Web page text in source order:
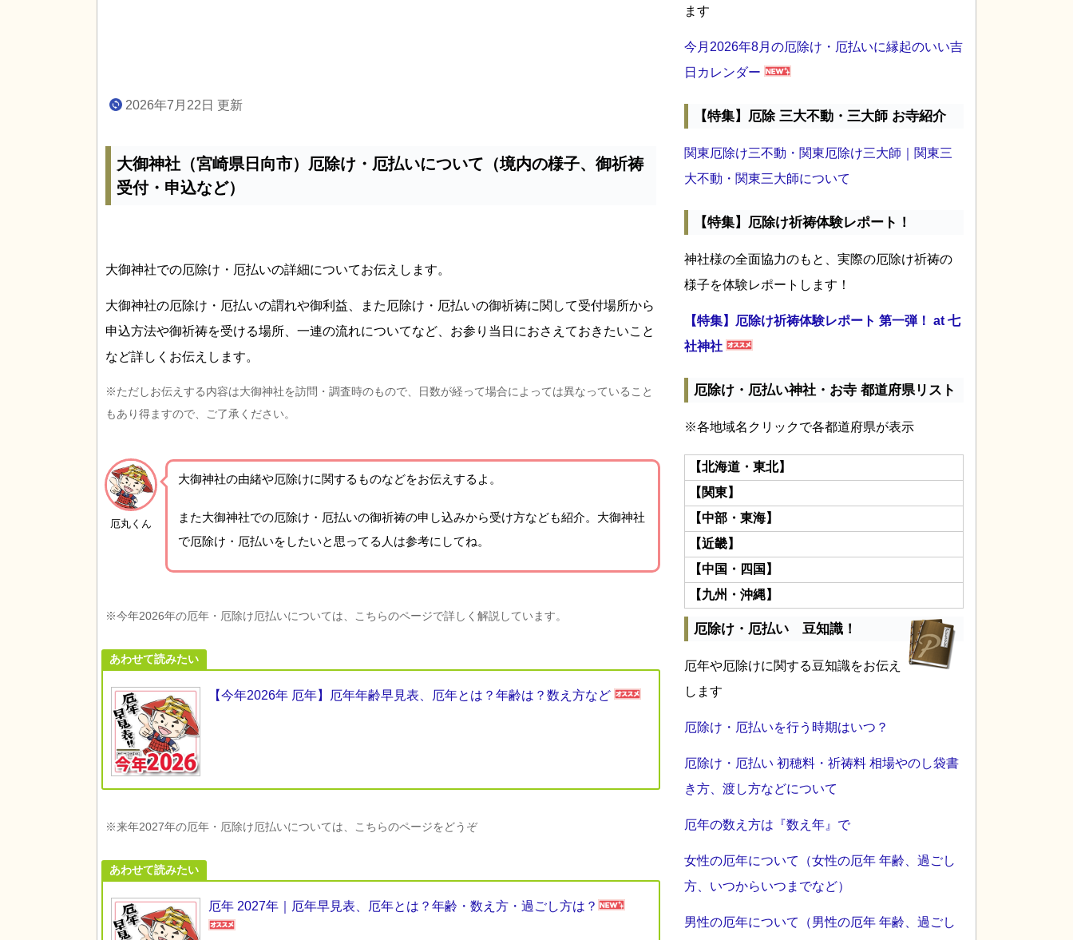
2026年7月22日 更新
大御神社（宮崎県日向市）厄除け・厄払いについて（境内の様子、御祈祷
受付・申込など）
大御神社での厄除け・厄払いの詳細についてお伝えします。
大御神社の厄除け・厄払いの謂れや御利益、また厄除け・厄払いの御祈祷に関して受付場所から
申込方法や御祈祷を受ける場所、一連の流れについてなど、お参り当日におさえておきたいこと
など詳しくお伝えします。
※ただしお伝えする内容は大御神社を訪問・調査時のもので、日数が経って場合によっては異なっていること
もあり得ますので、ご了承ください。
厄丸くん
大御神社の由緒や厄除けに関するものなどをお伝えするよ。
また大御神社での厄除け・厄払いの御祈祷の申し込みから受け方なども紹介。大御神社
で厄除け・厄払いをしたいと思ってる人は参考にしてね。
※今年2026年の厄年・厄除け厄払いについては、こちらのページで詳しく解説しています。
あわせて読みたい
【今年2026年 厄年】厄年年齢早見表、厄年とは？年齢は？数え方など
※来年2027年の厄年・厄除け厄払いについては、こちらのページをどうぞ
あわせて読みたい
厄年 2027年｜厄年早見表、厄年とは？年齢・数え方・過ごし方は？
ます
今月2026年8月の厄除け・厄払いに縁起のいい吉
日カレンダー
【特集】厄除 三大不動・三大師 お寺紹介
関東厄除け三不動・関東厄除け三大師｜関東三
大不動・関東三大師について
【特集】厄除け祈祷体験レポート！
神社様の全面協力のもと、実際の厄除け祈祷の
様子を体験レポートします！
【特集】厄除け祈祷体験レポート 第一弾！ at 七
社神社
厄除け・厄払い神社・お寺 都道府県リスト
※各地域名クリックで各都道府県が表示
【北海道・東北】
【関東】
【中部・東海】
【近畿】
【中国・四国】
【九州・沖縄】
厄除け・厄払い 豆知識！
厄年や厄除けに関する豆知識をお伝え
します
厄除け・厄払いを行う時期はいつ？
厄除け・厄払い 初穂料・祈祷料 相場やのし袋書
き方、渡し方などについて
厄年の数え方は『数え年』で
女性の厄年について（女性の厄年 年齢、過ごし
方、いつからいつまでなど）
男性の厄年について（男性の厄年 年齢、過ごし